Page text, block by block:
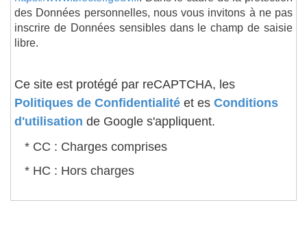
des Données personnelles, nous vous invitons à ne pas
inscrire de Données sensibles dans le champ de saisie
libre.
Ce site est protégé par reCAPTCHA, les
Politiques de Confidentialité et es Conditions
d'utilisation de Google s'appliquent.
* CC : Charges comprises
* HC : Hors charges